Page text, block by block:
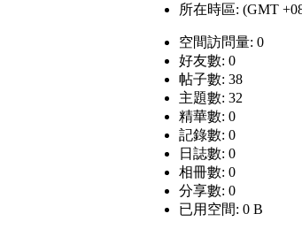
所在時區: (GMT
空間訪問量: 0
好友數: 0
帖子數: 38
主題數: 32
精華數: 0
記錄數: 0
日誌數: 0
相冊數: 0
分享數: 0
已用空間: 0 B